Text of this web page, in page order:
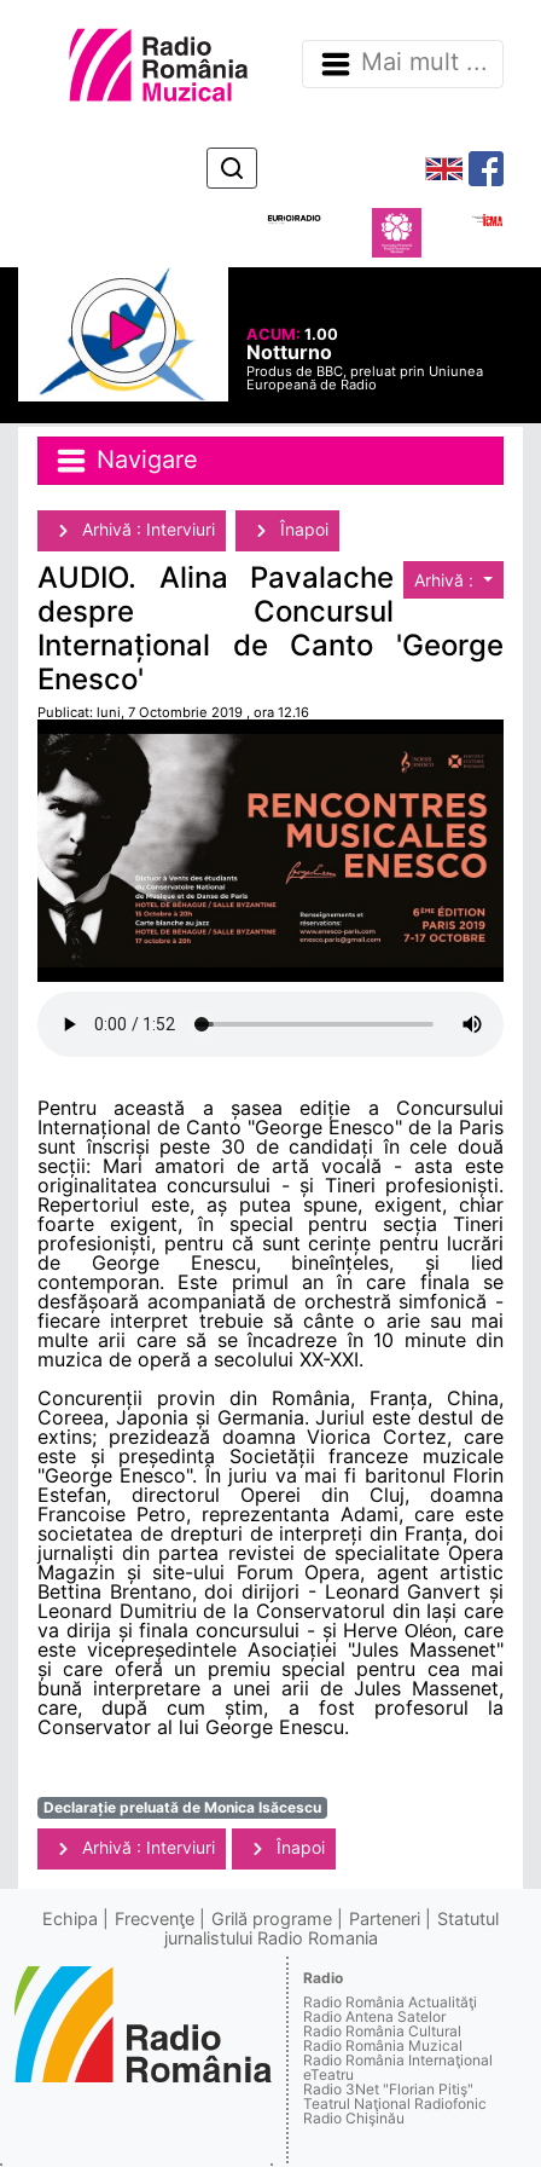
Mai mult ...
ACUM:1.00
Notturno
Produs de BBC, preluat prin Uniunea
Europeană de Radio
Navigare
Arhivă : Interviuri Înapoi
Arhivă :
AUDIO. Alina Pavalache
despre Concursul
Internațional de Canto 'George
Enesco'
Publicat: luni, 7 Octombrie 2019 , ora 12.16
Pentru această a șasea ediție a Concursului
Internațional de Canto "George Enesco" de la Paris
sunt înscriși peste 30 de candidați în cele două
secții: Mari amatori de artă vocală - asta este
originalitatea concursului - și Tineri profesioniști.
Repertoriul este, aș putea spune, exigent, chiar
foarte exigent, în special pentru secția Tineri
profesioniști, pentru că sunt cerințe pentru lucrări
de George Enescu, bineînțeles, și lied
contemporan. Este primul an în care finala se
desfășoară acompaniată de orchestră simfonică -
fiecare interpret trebuie să cânte o arie sau mai
multe arii care să se încadreze în 10 minute din
muzica de operă a secolului XX-XXI.
Concurenții provin din România, Franța, China,
Coreea, Japonia și Germania. Juriul este destul de
extins; prezidează doamna Viorica Cortez, care
este și președinta Societății franceze muzicale
"George Enesco". În juriu va mai fi baritonul Florin
Estefan, directorul Operei din Cluj, doamna
Francoise Petro, reprezentanta Adami, care este
societatea de drepturi de interpreți din Franța, doi
jurnaliști din partea revistei de specialitate Opera
Magazin și site-ului Forum Opera, agent artistic
Bettina Brentano, doi dirijori - Leonard Ganvert și
Leonard Dumitriu de la Conservatorul din Iași care
va dirija și finala concursului - și HerveOléon, care
este vicepreședintele Asociației "Jules Massenet"
și care oferă un premiu special pentru cea mai
bună interpretare a unei arii de Jules Massenet,
care, după cum știm, a fost profesorul la
Conservator al lui George Enescu.
Declarație preluată de Monica Isăcescu
Arhivă : Interviuri Înapoi
Echipa Frecvenţe Grilă programe Parteneri
Statutul
jurnalistului Radio Romania
Radio
Radio România Actualităţi
Radio Antena Satelor
Radio România Cultural
Radio România Muzical
Radio România Internaţional
eTeatru
Radio 3Net "Florian Pitiş"
Teatrul Naţional Radiofonic
Radio Chişinău